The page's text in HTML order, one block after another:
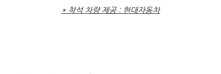
* 착석 차량 제공 : 현대자동차